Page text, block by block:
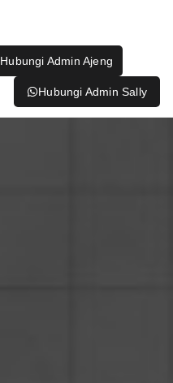
Hubungi Admin Ajeng
Hubungi Admin Sally